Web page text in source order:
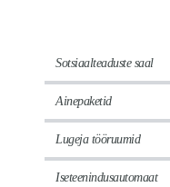
Sotsiaalteaduste saal
Ainepaketid
Lugeja tööruumid
Iseteenindusautomaat